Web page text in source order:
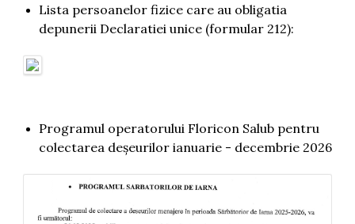
Lista persoanelor fizice care au obligatia
depunerii Declaratiei unice (formular 212):
Programul operatorului Floricon Salub pentru
colectarea deșeurilor ianuarie - decembrie 2026